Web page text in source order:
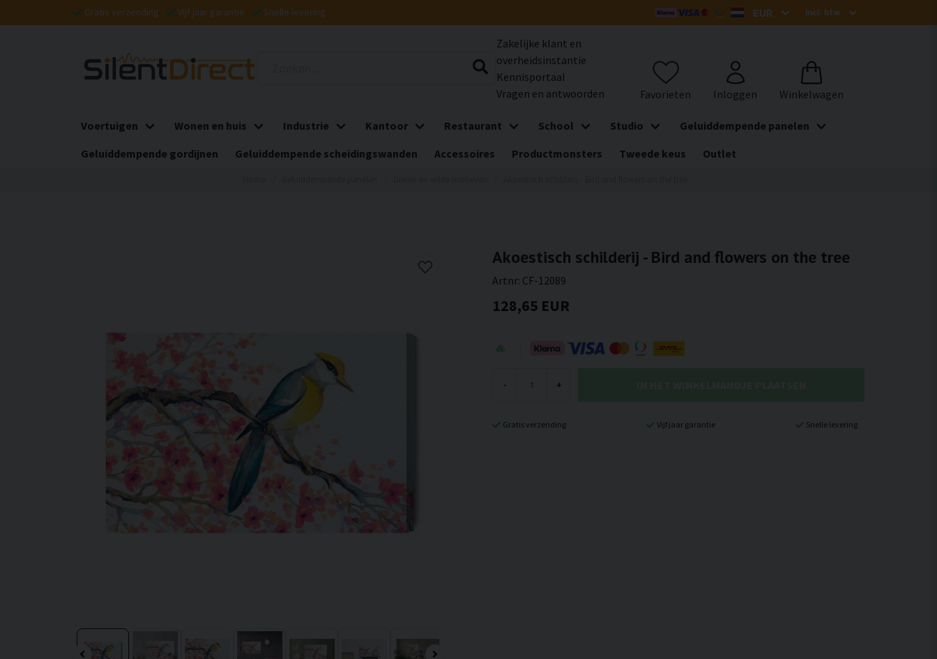
Gratis verzending Vijf jaar garantie Snelle levering
Zakelijke klant en
overheidsinstantie
Kennisportaal
Vragen en antwoorden
Voertuigen Wonen en huis Industrie Kantoor Restaurant School Studio
Geluiddempende panelen
Geluiddempende gordijnen
Geluiddempende scheidingswanden Accessoires Productmonsters Tweede keus Outlet
Akoestisch schilderij - Bird and flowers on the tree
Artnr: CF-12089
128,65 EUR
- +
Gratis verzending Vijf jaar garantie Snelle levering